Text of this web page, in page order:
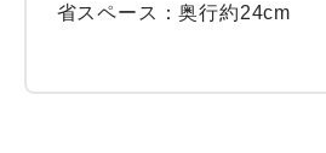
省スペース：奥行約24cm